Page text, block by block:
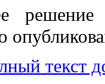
текст